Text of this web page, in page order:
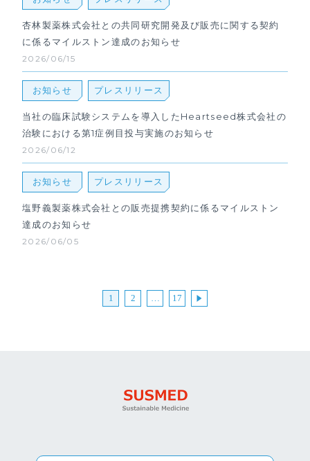
2026/06/15
杏林製薬株式会社との共同研究開発及び販売に関する契約
に係るマイルストン達成のお知らせ
2026/06/12
お知らせ プレスリリース
当社の臨床試験システムを導入したHeartseed株式会社の
治験における第1症例目投与実施のお知らせ
2026/06/05
お知らせ プレスリリース
塩野義製薬株式会社との販売提携契約に係るマイルストン
達成のお知らせ
1 2 17